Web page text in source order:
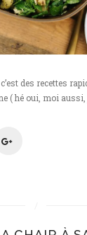
des recettes
( hé oui, moi